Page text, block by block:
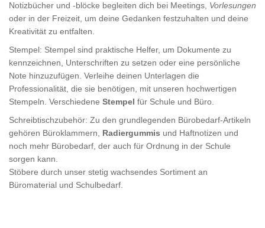
Notizbücher und -blöcke begleiten dich bei Meetings, Vorlesungen
oder in der Freizeit, um deine Gedanken festzuhalten und deine
Kreativität zu entfalten.
Stempel: Stempel sind praktische Helfer, um Dokumente zu
kennzeichnen, Unterschriften zu setzen oder eine persönliche
Note hinzuzufügen. Verleihe deinen Unterlagen die
Professionalität, die sie benötigen, mit unseren hochwertigen
Stempeln. Verschiedene Stempel für Schule und Büro.
Schreibtischzubehör: Zu den grundlegenden Bürobedarf-Artikeln
gehören Büroklammern, Radiergummis und Haftnotizen und
noch mehr Bürobedarf, der auch für Ordnung in der Schule
sorgen kann.
Stöbere durch unser stetig wachsendes Sortiment an
Büromaterial und Schulbedarf.